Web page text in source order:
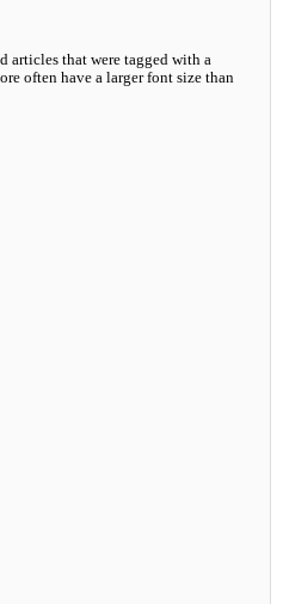
articles that were tagged with a
often have a larger font size than